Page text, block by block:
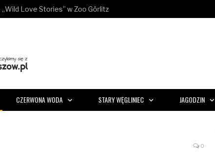
Love Stories” w Zoo Görlitz
CZERWONA WODA STARY WĘGLINIEC JAGODZIN
0